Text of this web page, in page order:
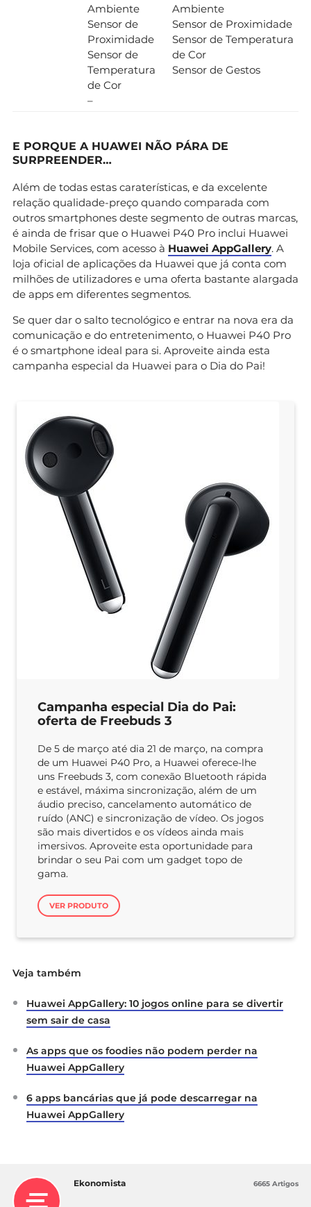
Ambiente
Sensor de
Proximidade
Sensor de
Temperatura
de Cor
–
Ambiente
Sensor de Proximidade
Sensor de Temperatura
de Cor
Sensor de Gestos
E PORQUE A HUAWEI NÃO PÁRA DE
SURPREENDER…
Além de todas estas caraterísticas, e da excelente
relação qualidade-preço quando comparada com
outros smartphones deste segmento de outras marcas,
é ainda de frisar que o Huawei P40 Pro inclui Huawei
Mobile Services, com acesso à Huawei AppGallery. A
loja oficial de aplicações da Huawei que já conta com
milhões de utilizadores e uma oferta bastante alargada
de apps em diferentes segmentos.
Se quer dar o salto tecnológico e entrar na nova era da
comunicação e do entretenimento, o Huawei P40 Pro
é o smartphone ideal para si. Aproveite ainda esta
campanha especial da Huawei para o Dia do Pai!
Campanha especial Dia do Pai:
oferta de Freebuds 3
De 5 de março até dia 21 de março, na compra
de um Huawei P40 Pro, a Huawei oferece-lhe
uns Freebuds 3, com conexão Bluetooth rápida
e estável, máxima sincronização, além de um
áudio preciso, cancelamento automático de
ruído (ANC) e sincronização de vídeo. Os jogos
são mais divertidos e os vídeos ainda mais
imersivos. Aproveite esta oportunidade para
brindar o seu Pai com um gadget topo de
gama.
VER PRODUTO
Veja também
Huawei AppGallery: 10 jogos online para se divertir
sem sair de casa
As apps que os foodies não podem perder na
Huawei AppGallery
6 apps bancárias que já pode descarregar na
Huawei AppGallery
Ekonomista 6665 Artigos